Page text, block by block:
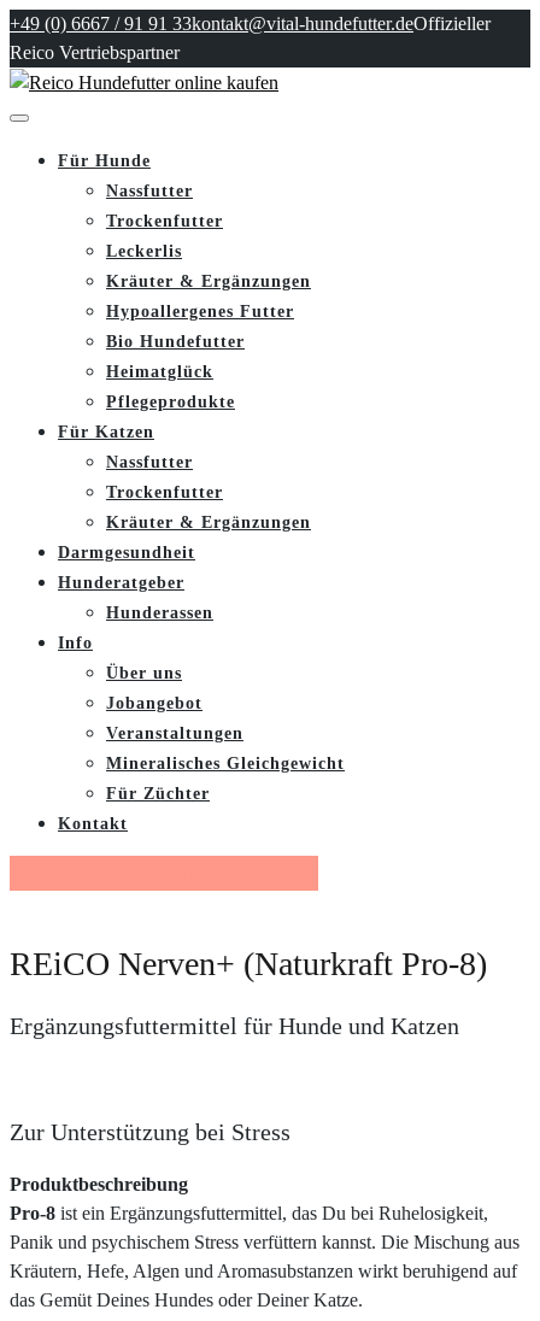
+49 (0) 6667 / 91 91 33kontakt@vital-hundefutter.deOffizieller
Reico Vertriebspartner
Für Hunde
Nassfutter
Trockenfutter
Leckerlis
Kräuter & Ergänzungen
Hypoallergenes Futter
Bio Hundefutter
Heimatglück
Pflegeprodukte
Für Katzen
Nassfutter
Trockenfutter
Kräuter & Ergänzungen
Darmgesundheit
Hunderatgeber
Hunderassen
Info
Über uns
Jobangebot
Veranstaltungen
Mineralisches Gleichgewicht
Für Züchter
Kontakt
REiCO Nerven+ (Naturkraft Pro-8)
Ergänzungsfuttermittel für Hunde und Katzen
Zur Unterstützung bei Stress
Produktbeschreibung
Pro-8 ist ein Ergänzungsfuttermittel, das Du bei Ruhelosigkeit,
Panik und psychischem Stress verfüttern kannst. Die Mischung aus
Kräutern, Hefe, Algen und Aromasubstanzen wirkt beruhigend auf
das Gemüt Deines Hundes oder Deiner Katze.